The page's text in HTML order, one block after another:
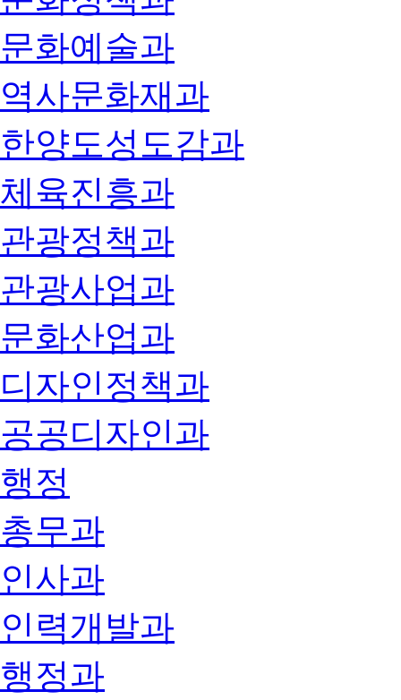
문화예술과
역사문화재과
한양도성도감과
체육진흥과
관광정책과
관광사업과
문화산업과
디자인정책과
공공디자인과
행정
총무과
인사과
인력개발과
행정과